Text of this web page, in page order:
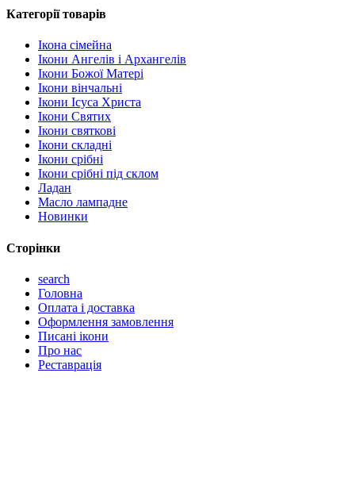
Категорії товарів
Ікона сімейна
Ікони Ангелів і Архангелів
Ікони Божої Матері
Ікони вінчальні
Ікони Ісуса Христа
Ікони Святих
Ікони святкові
Ікони складні
Ікони срібні
Ікони срібні під склом
Ладан
Масло лампадне
Новинки
Сторінки
search
Головна
Оплата і доставка
Оформлення замовлення
Писані ікони
Про нас
Реставрація